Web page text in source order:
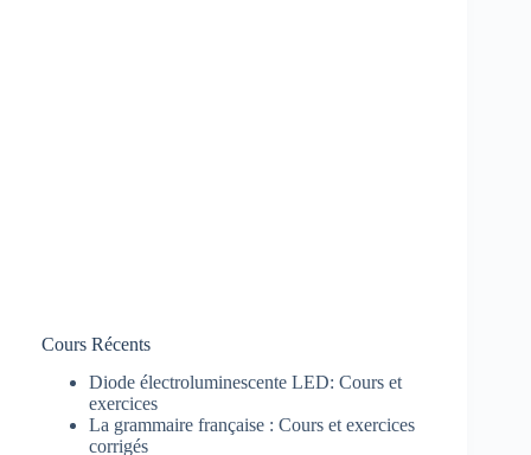
Cours Récents
Diode électroluminescente LED: Cours et
exercices
La grammaire française : Cours et exercices
corrigés